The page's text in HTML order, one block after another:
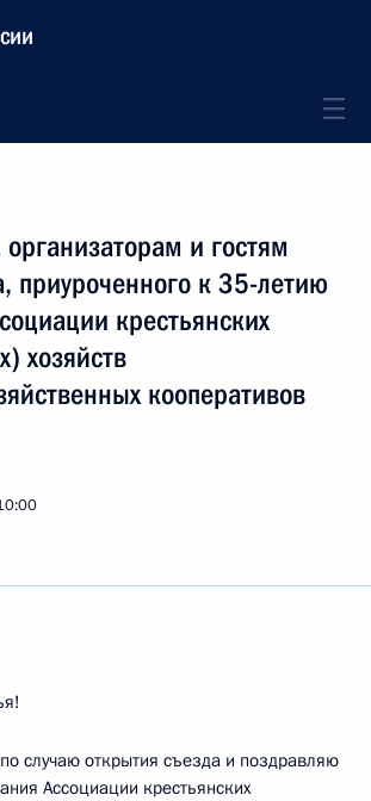
и гостям
приуроченного к 35-летию
крестьянских
хозяйств
кооперативов
случаю открытия съезда и поздравляю
Ассоциации крестьянских